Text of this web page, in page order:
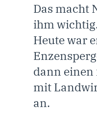
Das macht
ihm
Heute war
dann einen
mit
an.